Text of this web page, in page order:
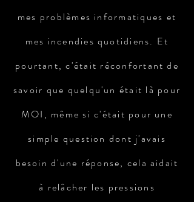
mes problèmes informatiques et
mes incendies quotidiens. Et
pourtant, c'était réconfortant de
savoir que quelqu'un était là pour
MOI, même si c'était pour une
simple question dont j'avais
besoin d'une réponse, cela aidait
à relâcher les pressions